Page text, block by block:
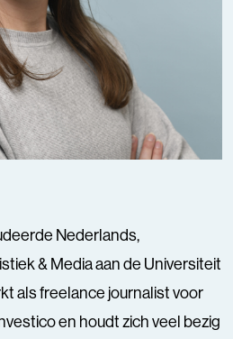
Nederlands,
& Media aan de Universiteit
als freelance journalist voor
en houdt zich veel bezig